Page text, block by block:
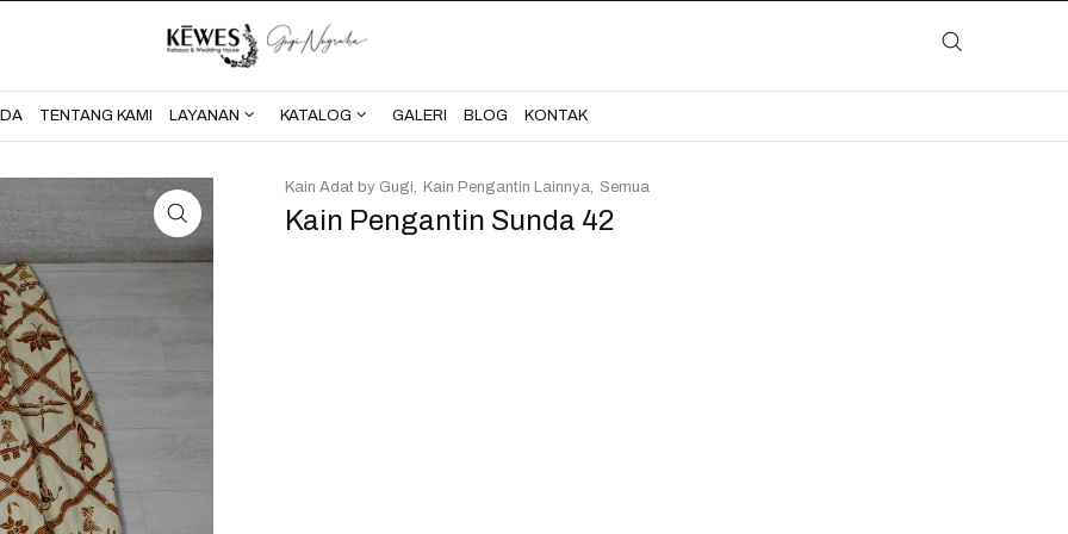
BERANDA KONTAK
TENTANG KAMI LAYANAN KATALOG GALERI BLOG KONTAK
Kain Pengantin Sunda 42
Kain Adat by Gugi Kain Pengantin Lainnya Semua